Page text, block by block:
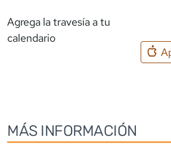
Agrega la travesía a tu
calendario
MÁS INFORMACIÓN